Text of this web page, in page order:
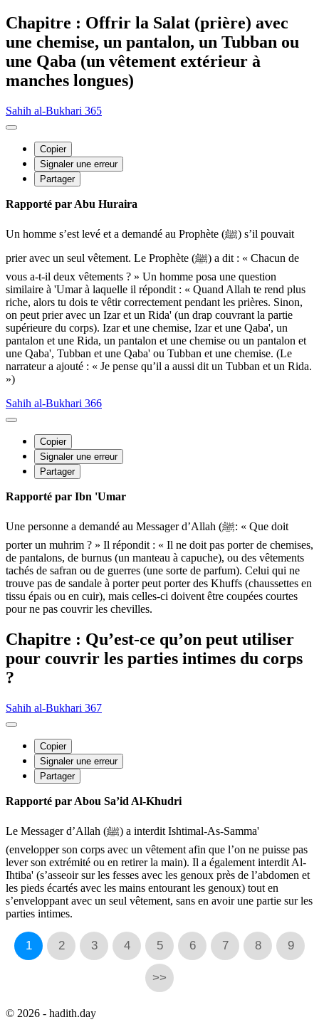
Chapitre : Offrir la Salat (prière) avec
une chemise, un pantalon, un Tubban ou
une Qaba (un vêtement extérieur à
manches longues)
Sahih al-Bukhari 365
Copier
Signaler une erreur
Partager
Rapporté par Abu Huraira
Un homme s’est levé et a demandé au Prophète (ﷺ) s’il pouvait
prier avec un seul vêtement. Le Prophète (ﷺ) a dit : « Chacun de
vous a-t-il deux vêtements ? » Un homme posa une question
similaire à 'Umar à laquelle il répondit : « Quand Allah te rend plus
riche, alors tu dois te vêtir correctement pendant les prières. Sinon,
on peut prier avec un Izar et un Rida' (un drap couvrant la partie
supérieure du corps). Izar et une chemise, Izar et une Qaba', un
pantalon et une Rida, un pantalon et une chemise ou un pantalon et
une Qaba', Tubban et une Qaba' ou Tubban et une chemise. (Le
narrateur a ajouté : « Je pense qu’il a aussi dit un Tubban et un Rida.
»)
Sahih al-Bukhari 366
Copier
Signaler une erreur
Partager
Rapporté par Ibn 'Umar
Une personne a demandé au Messager d’Allah (ﷺ: « Que doit
porter un muhrim ? » Il répondit : « Il ne doit pas porter de chemises,
de pantalons, de burnus (un manteau à capuche), ou des vêtements
tachés de safran ou de guerres (une sorte de parfum). Celui qui ne
trouve pas de sandale à porter peut porter des Khuffs (chaussettes en
tissu épais ou en cuir), mais celles-ci doivent être coupées courtes
pour ne pas couvrir les chevilles.
Chapitre : Qu’est-ce qu’on peut utiliser
pour couvrir les parties intimes du corps
?
Sahih al-Bukhari 367
Copier
Signaler une erreur
Partager
Rapporté par Abou Sa’id Al-Khudri
Le Messager d’Allah (ﷺ) a interdit Ishtimal-As-Samma'
(envelopper son corps avec un vêtement afin que l’on ne puisse pas
lever son extrémité ou en retirer la main). Il a également interdit Al-
Ihtiba' (s’asseoir sur les fesses avec les genoux près de l’abdomen et
les pieds écartés avec les mains entourant les genoux) tout en
s’enveloppant avec un seul vêtement, sans en avoir une partie sur les
parties intimes.
1 2 3 4 5 6 7 8 9
>>
© 2026 - hadith.day